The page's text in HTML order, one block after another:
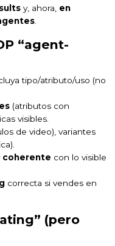
y, ahora, en
“agent-
tipo/atributo/uso (no
(atributos con
visibles.
de video), variantes
coherente con lo visible
correcta si vendes en
(pero